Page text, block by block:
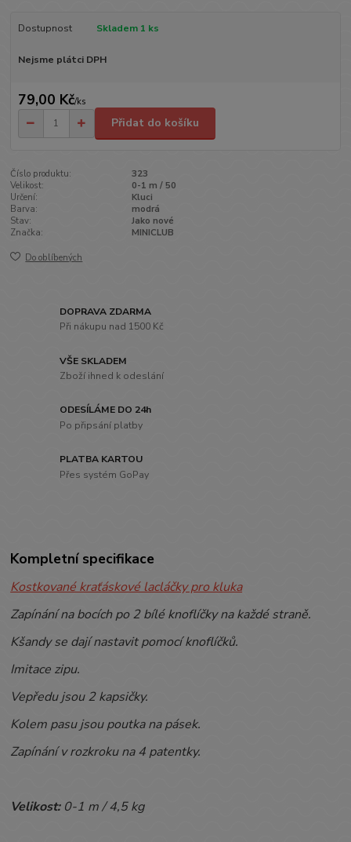
Dostupnost Skladem 1 ks
Nejsme plátci DPH
79,00 Kč/ks
Přidat do košíku
Číslo produktu:
323
Velikost:
0-1 m / 50
Určení:
Kluci
Barva:
modrá
Stav:
Jako nové
Značka:
MINICLUB
Do oblíbených
DOPRAVA ZDARMA
Při nákupu nad 1500 Kč
VŠE SKLADEM
Zboží ihned k odeslání
ODESÍLÁME DO 24h
Po připsání platby
PLATBA KARTOU
Přes systém GoPay
Kompletní specifikace
Kostkované kraťáskové lacláčky pro kluka
Zapínání na bocích po 2 bílé knoflíčky na každé straně.
Kšandy se dají nastavit pomocí knoflíčků.
Imitace zipu.
Vepředu jsou 2 kapsičky.
Kolem pasu jsou poutka na pásek.
Zapínání v rozkroku na 4 patentky.
Velikost:0-1 m / 4,5 kg